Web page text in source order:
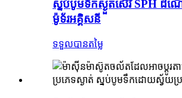
ស្នប់បូមទឹកស្ងួតស៊េរី SPH ដំណ
ម៉ូទ័រអគ្គិសនី
ទទួលបានតម្លៃ